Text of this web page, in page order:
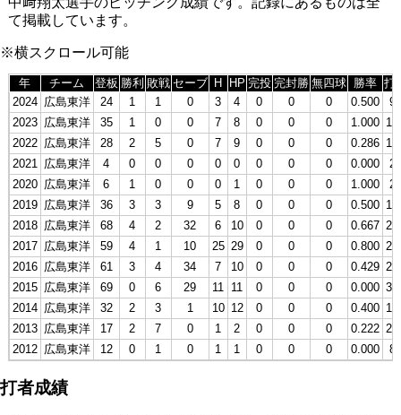
て掲載しています。
※横スクロール可能
年 チーム 登板 勝利 敗戦 セーブ H HP 完投 完封勝 無四球 勝率 打
2024 広島東洋 24 1 1 0 3 4 0 0 0 0.500
94
2023 広島東洋 35 1 0 0 7 8 0 0 0 1.000
2022 広島東洋 28 2 5 0 7 9 0 0 0 0.286
2021
広島東洋 4 0 0 0 0 0 0 0 0 0.000
24
2020 広島東洋 6 1 0 0 0 1 0 0 0 1.000
25
2019 広島東洋 36 3 3 9 5 8 0 0 0 0.500
2018 広島東洋 68 4 2 32 6 10 0 0 0 0.667
2017 広島東洋 59 4 1 10 25 29 0 0 0 0.800
2016 広島東洋 61 3 4 34 7 10 0 0 0 0.429
2015 広島東洋 69 0 6 29 11 11 0 0 0 0.000
2014 広島東洋 32 2 3 1 10 12 0 0 0 0.400
2013 広島東洋 17 2 7 0 1 2 0 0 0 0.222
2012 広島東洋 12 0 1 0 1 1 0 0 0 0.000 84
打者成績